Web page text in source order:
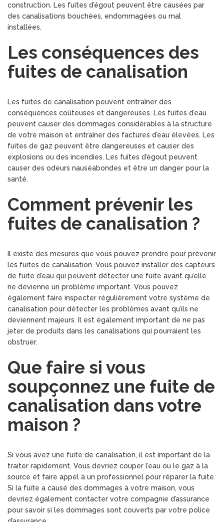
construction. Les fuites d’égout peuvent être causées par
des canalisations bouchées, endommagées ou mal
installées.
Les conséquences des
fuites de canalisation
Les fuites de canalisation peuvent entraîner des
conséquences coûteuses et dangereuses. Les fuites d’eau
peuvent causer des dommages considérables à la structure
de votre maison et entraîner des factures d’eau élevées. Les
fuites de gaz peuvent être dangereuses et causer des
explosions ou des incendies. Les fuites d’égout peuvent
causer des odeurs nauséabondes et être un danger pour la
santé.
Comment prévenir les
fuites de canalisation ?
Il existe des mesures que vous pouvez prendre pour prévenir
les fuites de canalisation. Vous pouvez installer des capteurs
de fuite d’eau qui peuvent détecter une fuite avant qu’elle
ne devienne un problème important. Vous pouvez
également faire inspecter régulièrement votre système de
canalisation pour détecter les problèmes avant qu’ils ne
deviennent majeurs. Il est également important de ne pas
jeter de produits dans les canalisations qui pourraient les
obstruer.
Que faire si vous
soupçonnez une fuite de
canalisation dans votre
maison ?
Si vous avez une fuite de canalisation, il est important de la
traiter rapidement. Vous devriez couper l’eau ou le gaz à la
source et faire appel à un professionnel pour réparer la fuite.
Si la fuite a causé des dommages à votre maison, vous
devriez également contacter votre compagnie d’assurance
pour savoir si les dommages sont couverts par votre police